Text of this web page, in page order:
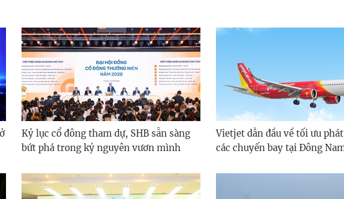
Kỷ lục cổ đông tham dự, SHB sẵn sàng
bứt phá trong kỷ nguyên vươn mình
Vietjet dẫn đầu về tối ưu
các chuyến bay tại Đông